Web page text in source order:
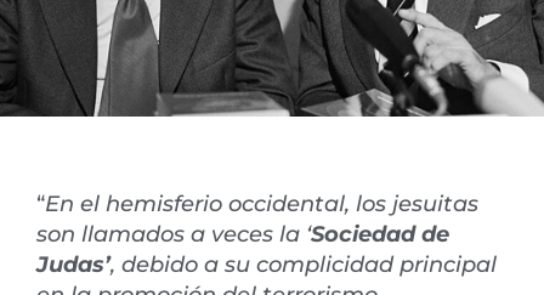
“En el hemisferio occidental, los jesuitas
son llamados a veces la ‘Sociedad de
Judas’, debido a su complicidad principal